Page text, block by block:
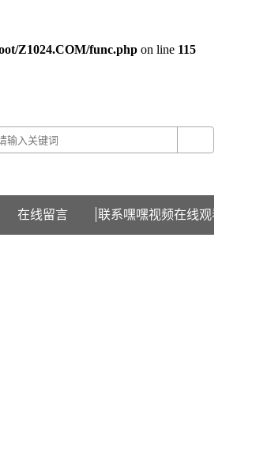
Z1024.COM/func.php on line 115
在线留言 联系嘿嘿视频在线观看